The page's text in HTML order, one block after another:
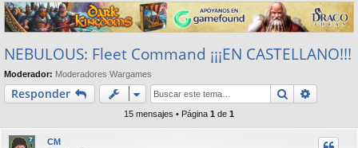
es
rá
pi
do
s
fic
ar
se
ra
rs
e
s
c
a
NEBULOUS: Fleet Command ¡¡¡EN CASTELLANO!!!
Moderador: Moderadores Wargames
Responder Buscar
15 mensajes • Página 1 de 1
CM